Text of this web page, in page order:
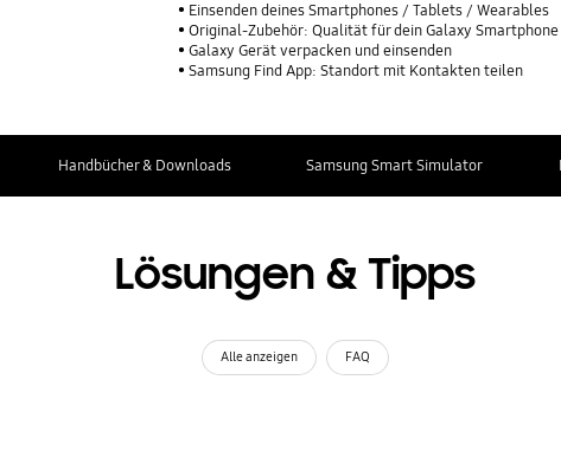
Einsenden deines Smartphones / Tablets / Wearables
Original-Zubehör: Qualität für dein Galaxy Smartphone
Galaxy Gerät verpacken und einsenden
Samsung Find App: Standort mit Kontakten teilen
Handbücher & Downloads Samsung Smart Simulator
Lösungen & Tipps
Alle anzeigen FAQ